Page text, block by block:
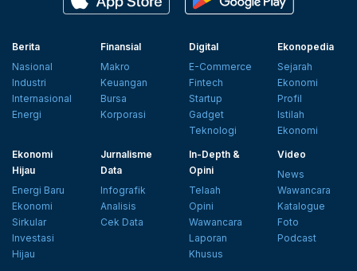
Berita
Nasional
Industri
Internasional
Energi
Finansial
Makro
Keuangan
Bursa
Korporasi
Digital
E-Commerce
Fintech
Startup
Gadget
Teknologi
Ekonopedia
Sejarah
Ekonomi
Profil
Istilah
Ekonomi
Ekonomi
Hijau
Energi Baru
Ekonomi
Sirkular
Investasi
Hijau
Jurnalisme
Data
Infografik
Analisis
Cek Data
In-Depth &
Opini
Telaah
Opini
Wawancara
Laporan
Khusus
Video
News
Wawancara
Katalogue
Foto
Podcast